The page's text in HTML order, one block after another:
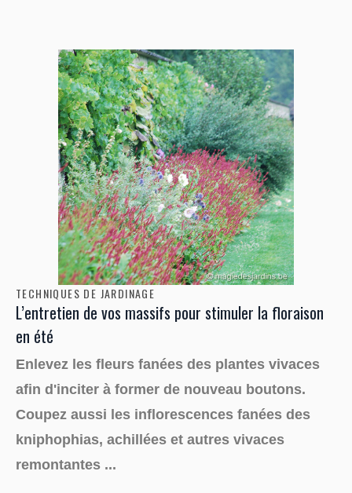
TECHNIQUES DE JARDINAGE
L’entretien de vos massifs pour stimuler la floraison
en été
Enlevez les fleurs fanées des plantes vivaces
afin d'inciter à former de nouveau boutons.
Coupez aussi les inflorescences fanées des
kniphophias, achillées et autres vivaces
remontantes ...